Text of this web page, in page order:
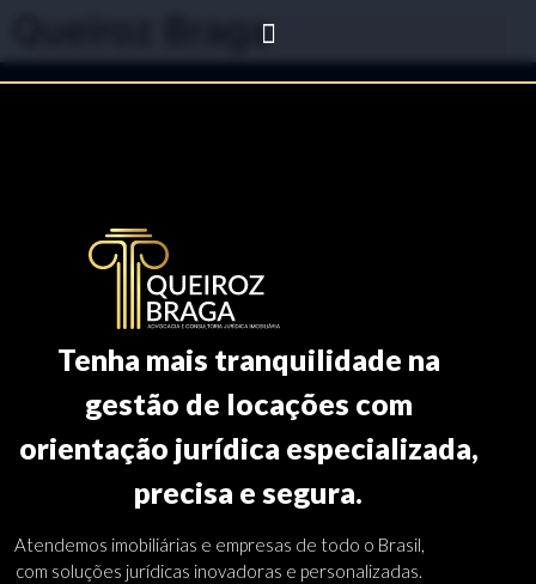
Queiroz Braga
Tenha mais tranquilidade na
gestão de locações com
orientação jurídica especializada,
precisa e segura.
Atendemos imobiliárias e empresas de todo o Brasil,
com soluções jurídicas inovadoras e personalizadas.